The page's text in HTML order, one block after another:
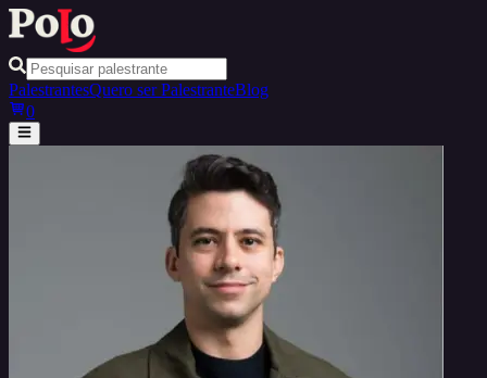
PalestrantesQuero ser PalestranteBlog
0